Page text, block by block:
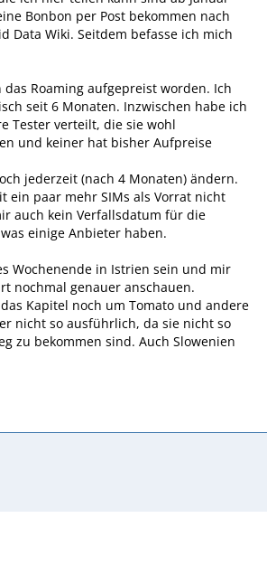
Bonbon per Post bekommen nach
Data Wiki. Seitdem befasse ich mich
Roaming aufgepreist worden. Ich
seit 6 Monaten. Inzwischen habe ich
Tester verteilt, die sie wohl
und keiner hat bisher Aufpreise
jederzeit (nach 4 Monaten) ändern.
ein paar mehr SIMs als Vorrat nicht
auch kein Verfallsdatum für die
einige Anbieter haben.
Wochenende in Istrien sein und mir
nochmal genauer anschauen.
Kapitel noch um Tomato und andere
nicht so ausführlich, da sie nicht so
zu bekommen sind. Auch Slowenien